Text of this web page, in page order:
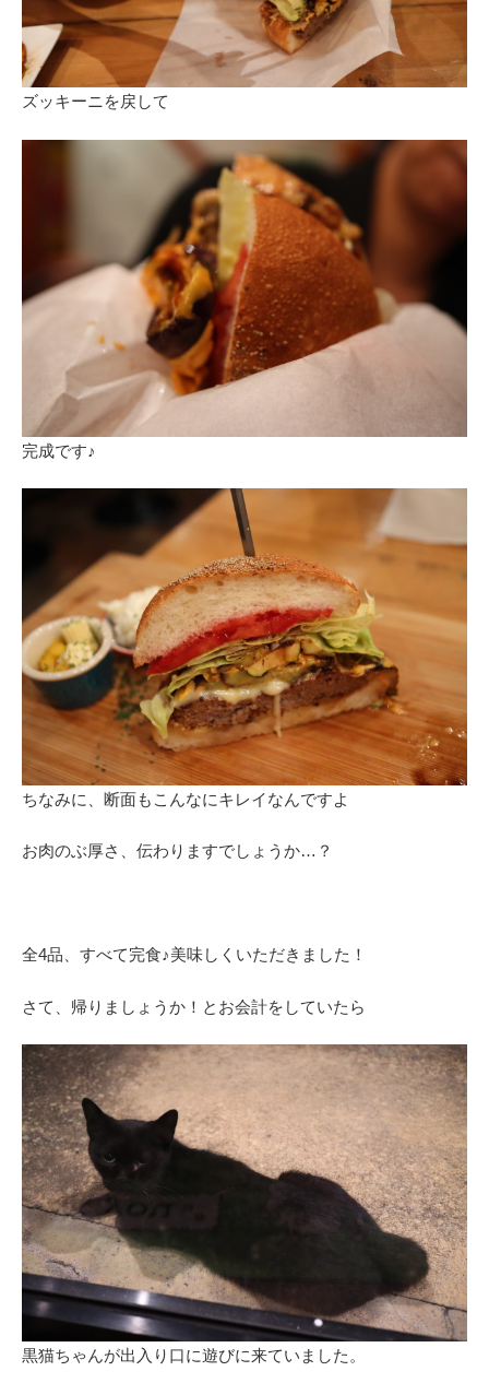
ズッキーニを戻して
完成です♪
ちなみに、断面もこんなにキレイなんですよ
お肉のぶ厚さ、伝わりますでしょうか…？
全4品、すべて完食♪美味しくいただきました！
さて、帰りましょうか！とお会計をしていたら
黒猫ちゃんが出入り口に遊びに来ていました。